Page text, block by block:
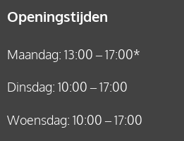
Openingstijden
Maandag: 13:00 – 17:00*
Dinsdag: 10:00 – 17:00
Woensdag: 10:00 – 17:00